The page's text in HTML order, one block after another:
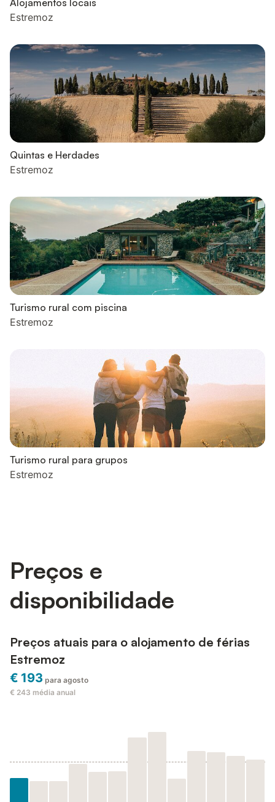
Alojamentos locais
Estremoz
Quintas e Herdades
Estremoz
Turismo rural com piscina
Estremoz
Turismo rural para grupos
Estremoz
Preços e
disponibilidade
Preços atuais para o alojamento de férias
Estremoz
€ 193 para agosto
€ 243 média anual